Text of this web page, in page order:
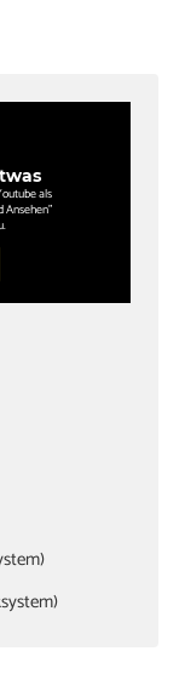
als
Ansehen"